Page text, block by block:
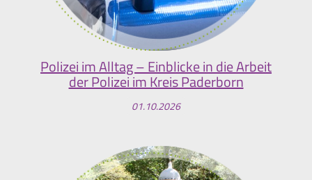
Polizei im Alltag – Einblicke in die Arbeit
der Polizei im Kreis Paderborn
01.10.2026